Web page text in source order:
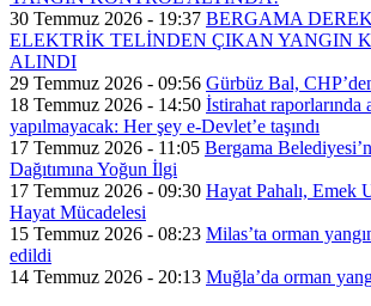
30 Temmuz 2026 - 19:37 BERGAMA
ELEKTRİK TELİNDEN ÇIKAN YANGIN
ALINDI
29 Temmuz 2026 - 09:56 Gürbüz Bal,
18 Temmuz 2026 - 14:50 İstirahat raporlarında
yapılmayacak: Her şey e-Devlet’e taşındı
17 Temmuz 2026 - 11:05 Bergama
Dağıtımına Yoğun İlgi
17 Temmuz 2026 - 09:30 Hayat Pahalı, Emek
Hayat Mücadelesi
15 Temmuz 2026 - 08:23 Milas’ta orman
edildi
14 Temmuz 2026 - 20:13 Muğla’da orman